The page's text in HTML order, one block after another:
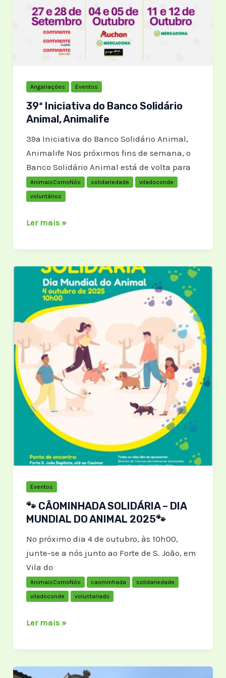
Angariações Eventos
39ª Iniciativa do Banco Solidário
Animal, Animalife
39ª Iniciativa do Banco Solidário Animal,
Animalife Nos próximos fins de semana, o
Banco Solidário Animal está de volta para
AnimaisComoNós solidariedade
viladoconde
voluntários
39ª
do
Banco
Solidário
Animal,
Animalife
Ler mais »
Eventos
🐾 CÃOMINHADA SOLIDÁRIA – DIA
MUNDIAL DO ANIMAL 2025🐾
No próximo dia 4 de outubro, às 10h00,
junte-se a nós junto ao Forte de S. João, em
Vila do
AnimaisComoNós caominhada
solidariedade
viladoconde
voluntariado
🐾
SOLIDÁRIA
–
Ler mais »